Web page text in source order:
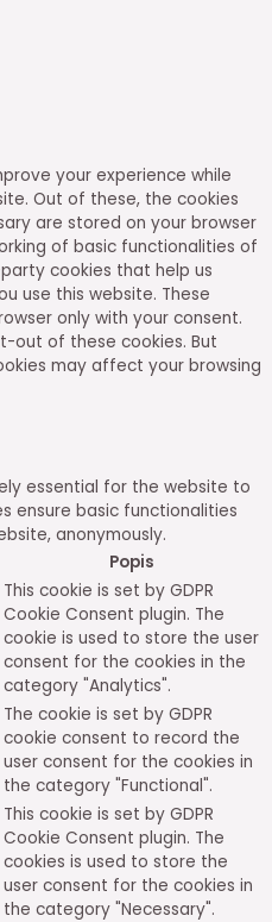
your experience while
Out of these, the cookies
are stored on your browser
of basic functionalities of
cookies that help us
use this website. These
only with your consent.
out of these cookies. But
may affect your browsing
essential for the website to
ensure basic functionalities
anonymously.
Popis
This cookie is set by GDPR
Cookie Consent plugin. The
cookie is used to store the user
consent for the cookies in the
category "Analytics".
The cookie is set by GDPR
cookie consent to record the
user consent for the cookies in
the category "Functional".
This cookie is set by GDPR
Cookie Consent plugin. The
cookies is used to store the
user consent for the cookies in
the category "Necessary".